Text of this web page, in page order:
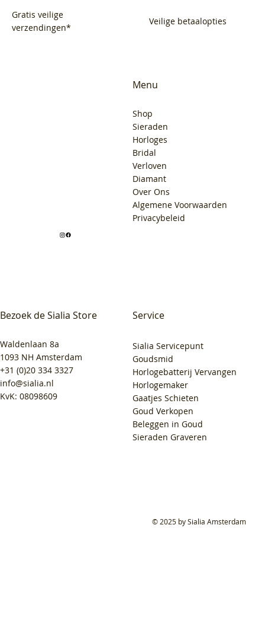
Gratis veilige
verzendingen*
Veilige betaalopties
Bezoek de Sialia Store
Waldenlaan 8a
1093 NH Amsterdam
+31 (0)20 334 3327
info@sialia.nl
KvK: 08098609
Menu
Shop
Sieraden
Horloges
Bridal
Verloven
Diamant
Over Ons
Algemene Voorwaarden
Privacybeleid
Service
Sialia Servicepunt
Goudsmid
Horlogebatterij Vervangen
Horlogemaker
Gaatjes Schieten
Goud Verkopen
Beleggen in Goud
Sieraden Graveren
© 2025 by Sialia Amsterdam